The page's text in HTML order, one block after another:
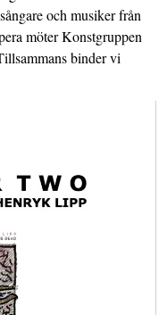
och musiker från
möter Konstgruppen
binder vi